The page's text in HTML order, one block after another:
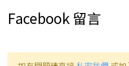
Facebook 留言